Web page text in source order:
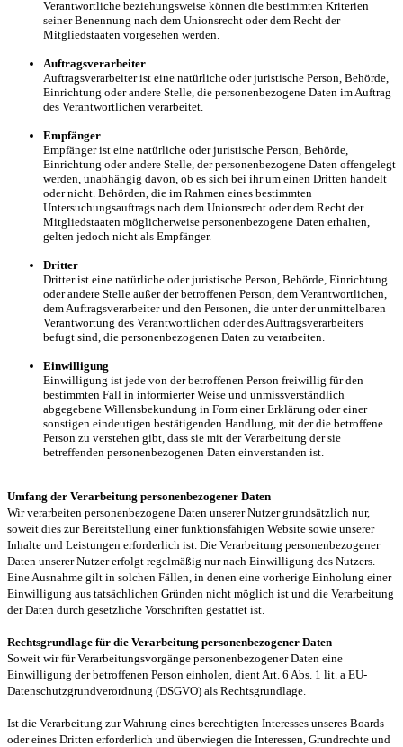
Verantwortliche beziehungsweise können die bestimmten Kriterien
seiner Benennung nach dem Unionsrecht oder dem Recht der
Mitgliedstaaten vorgesehen werden.
Auftragsverarbeiter
Auftragsverarbeiter ist eine natürliche oder juristische Person, Behörde,
Einrichtung oder andere Stelle, die personenbezogene Daten im Auftrag
des Verantwortlichen verarbeitet.
Empfänger
Empfänger ist eine natürliche oder juristische Person, Behörde,
Einrichtung oder andere Stelle, der personenbezogene Daten offengelegt
werden, unabhängig davon, ob es sich bei ihr um einen Dritten handelt
oder nicht. Behörden, die im Rahmen eines bestimmten
Untersuchungsauftrags nach dem Unionsrecht oder dem Recht der
Mitgliedstaaten möglicherweise personenbezogene Daten erhalten,
gelten jedoch nicht als Empfänger.
Dritter
Dritter ist eine natürliche oder juristische Person, Behörde, Einrichtung
oder andere Stelle außer der betroffenen Person, dem Verantwortlichen,
dem Auftragsverarbeiter und den Personen, die unter der unmittelbaren
Verantwortung des Verantwortlichen oder des Auftragsverarbeiters
befugt sind, die personenbezogenen Daten zu verarbeiten.
Einwilligung
Einwilligung ist jede von der betroffenen Person freiwillig für den
bestimmten Fall in informierter Weise und unmissverständlich
abgegebene Willensbekundung in Form einer Erklärung oder einer
sonstigen eindeutigen bestätigenden Handlung, mit der die betroffene
Person zu verstehen gibt, dass sie mit der Verarbeitung der sie
betreffenden personenbezogenen Daten einverstanden ist.
Umfang der Verarbeitung personenbezogener Daten
Wir verarbeiten personenbezogene Daten unserer Nutzer grundsätzlich nur,
soweit dies zur Bereitstellung einer funktionsfähigen Website sowie unserer
Inhalte und Leistungen erforderlich ist. Die Verarbeitung personenbezogener
Daten unserer Nutzer erfolgt regelmäßig nur nach Einwilligung des Nutzers.
Eine Ausnahme gilt in solchen Fällen, in denen eine vorherige Einholung einer
Einwilligung aus tatsächlichen Gründen nicht möglich ist und die Verarbeitung
der Daten durch gesetzliche Vorschriften gestattet ist.
Rechtsgrundlage für die Verarbeitung personenbezogener Daten
Soweit wir für Verarbeitungsvorgänge personenbezogener Daten eine
Einwilligung der betroffenen Person einholen, dient Art. 6 Abs. 1 lit. a EU-
Datenschutzgrundverordnung (DSGVO) als Rechtsgrundlage.
Ist die Verarbeitung zur Wahrung eines berechtigten Interesses unseres Boards
oder eines Dritten erforderlich und überwiegen die Interessen, Grundrechte und